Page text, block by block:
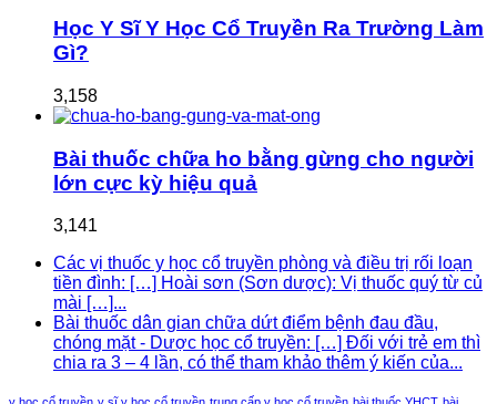
Học Y Sĩ Y Học Cổ Truyền Ra Trường Làm
Gì?
3,158
Bài thuốc chữa ho bằng gừng cho người
lớn cực kỳ hiệu quả
3,141
Các vị thuốc y học cổ truyền phòng và điều trị rối loạn
tiền đình: […] Hoài sơn (Sơn dược): Vị thuốc quý từ củ
mài […]...
Bài thuốc dân gian chữa dứt điểm bệnh đau đầu,
chóng mặt - Dược học cổ truyền: […] Đối với trẻ em thì
chia ra 3 – 4 lần, có thể tham khảo thêm ý kiến của...